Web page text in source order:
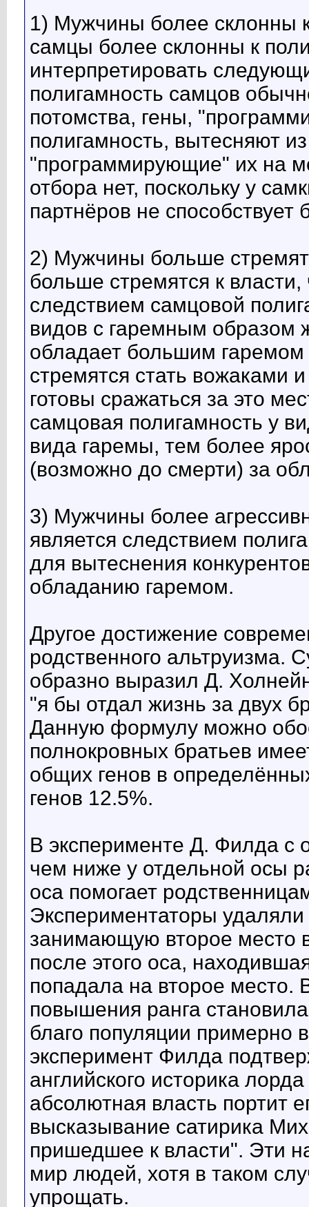
1) Мужчины более склонны
самцы более склонны к
интерпретировать
полигамность самцов
потомства, гены,
полигамность, вытесняют
"программирующие" их на
отбора нет, поскольку у
партнёров не
2) Мужчины больше
больше стремятся к
следствием самцовой
видов с гаремным образом
обладает большим
стремятся стать вожаками
готовы сражаться за это
самцовая полигамность у
вида гаремы, тем более
(возможно до смерти) за
3) Мужчины более
является следствием
для вытеснения
обладанию гаремом.
Другое достижение
родственного альтруизма.
образно выразил Д.
"я бы отдал жизнь за двух
Данную формулу можно
полнокровных братьев
общих генов в
генов 12.5%.
В эксперименте Д. Филда с
чем ниже у отдельной осы
оса помогает
Экспериментаторы
занимающую второе место
после этого оса,
попадала на второе место.
повышения ранга
благо популяции
эксперимент Филда
английского историка
абсолютная власть портит
высказывание сатирика
пришедшее к власти". Эти
мир людей, хотя в таком
упрощать.